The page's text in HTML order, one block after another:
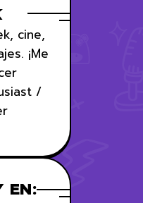
cine,
¡Me
/
EN: